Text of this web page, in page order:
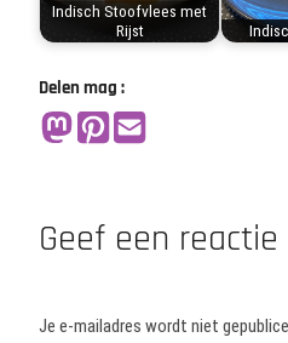
Indisch Stoofvlees met
Rijst
Delen mag :
Geef een reactie
Je e-mailadres wordt niet